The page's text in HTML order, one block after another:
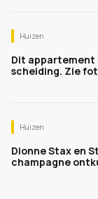
Huizen
Dit appartement
scheiding. Zie
Huizen
Dionne Stax en
champagne